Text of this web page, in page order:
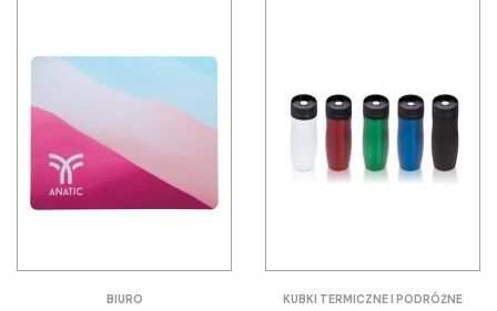
BIURO KUBKI TERMICZNE I PODRÓŻNE